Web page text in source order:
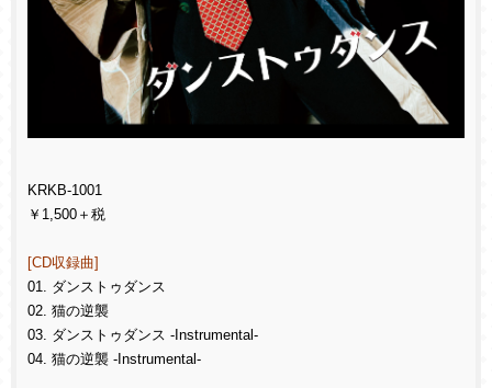
KRKB-1001
￥1,500＋税
[CD収録曲]
01. ダンストゥダンス
02. 猫の逆襲
03. ダンストゥダンス -Instrumental-
04. 猫の逆襲 -Instrumental-